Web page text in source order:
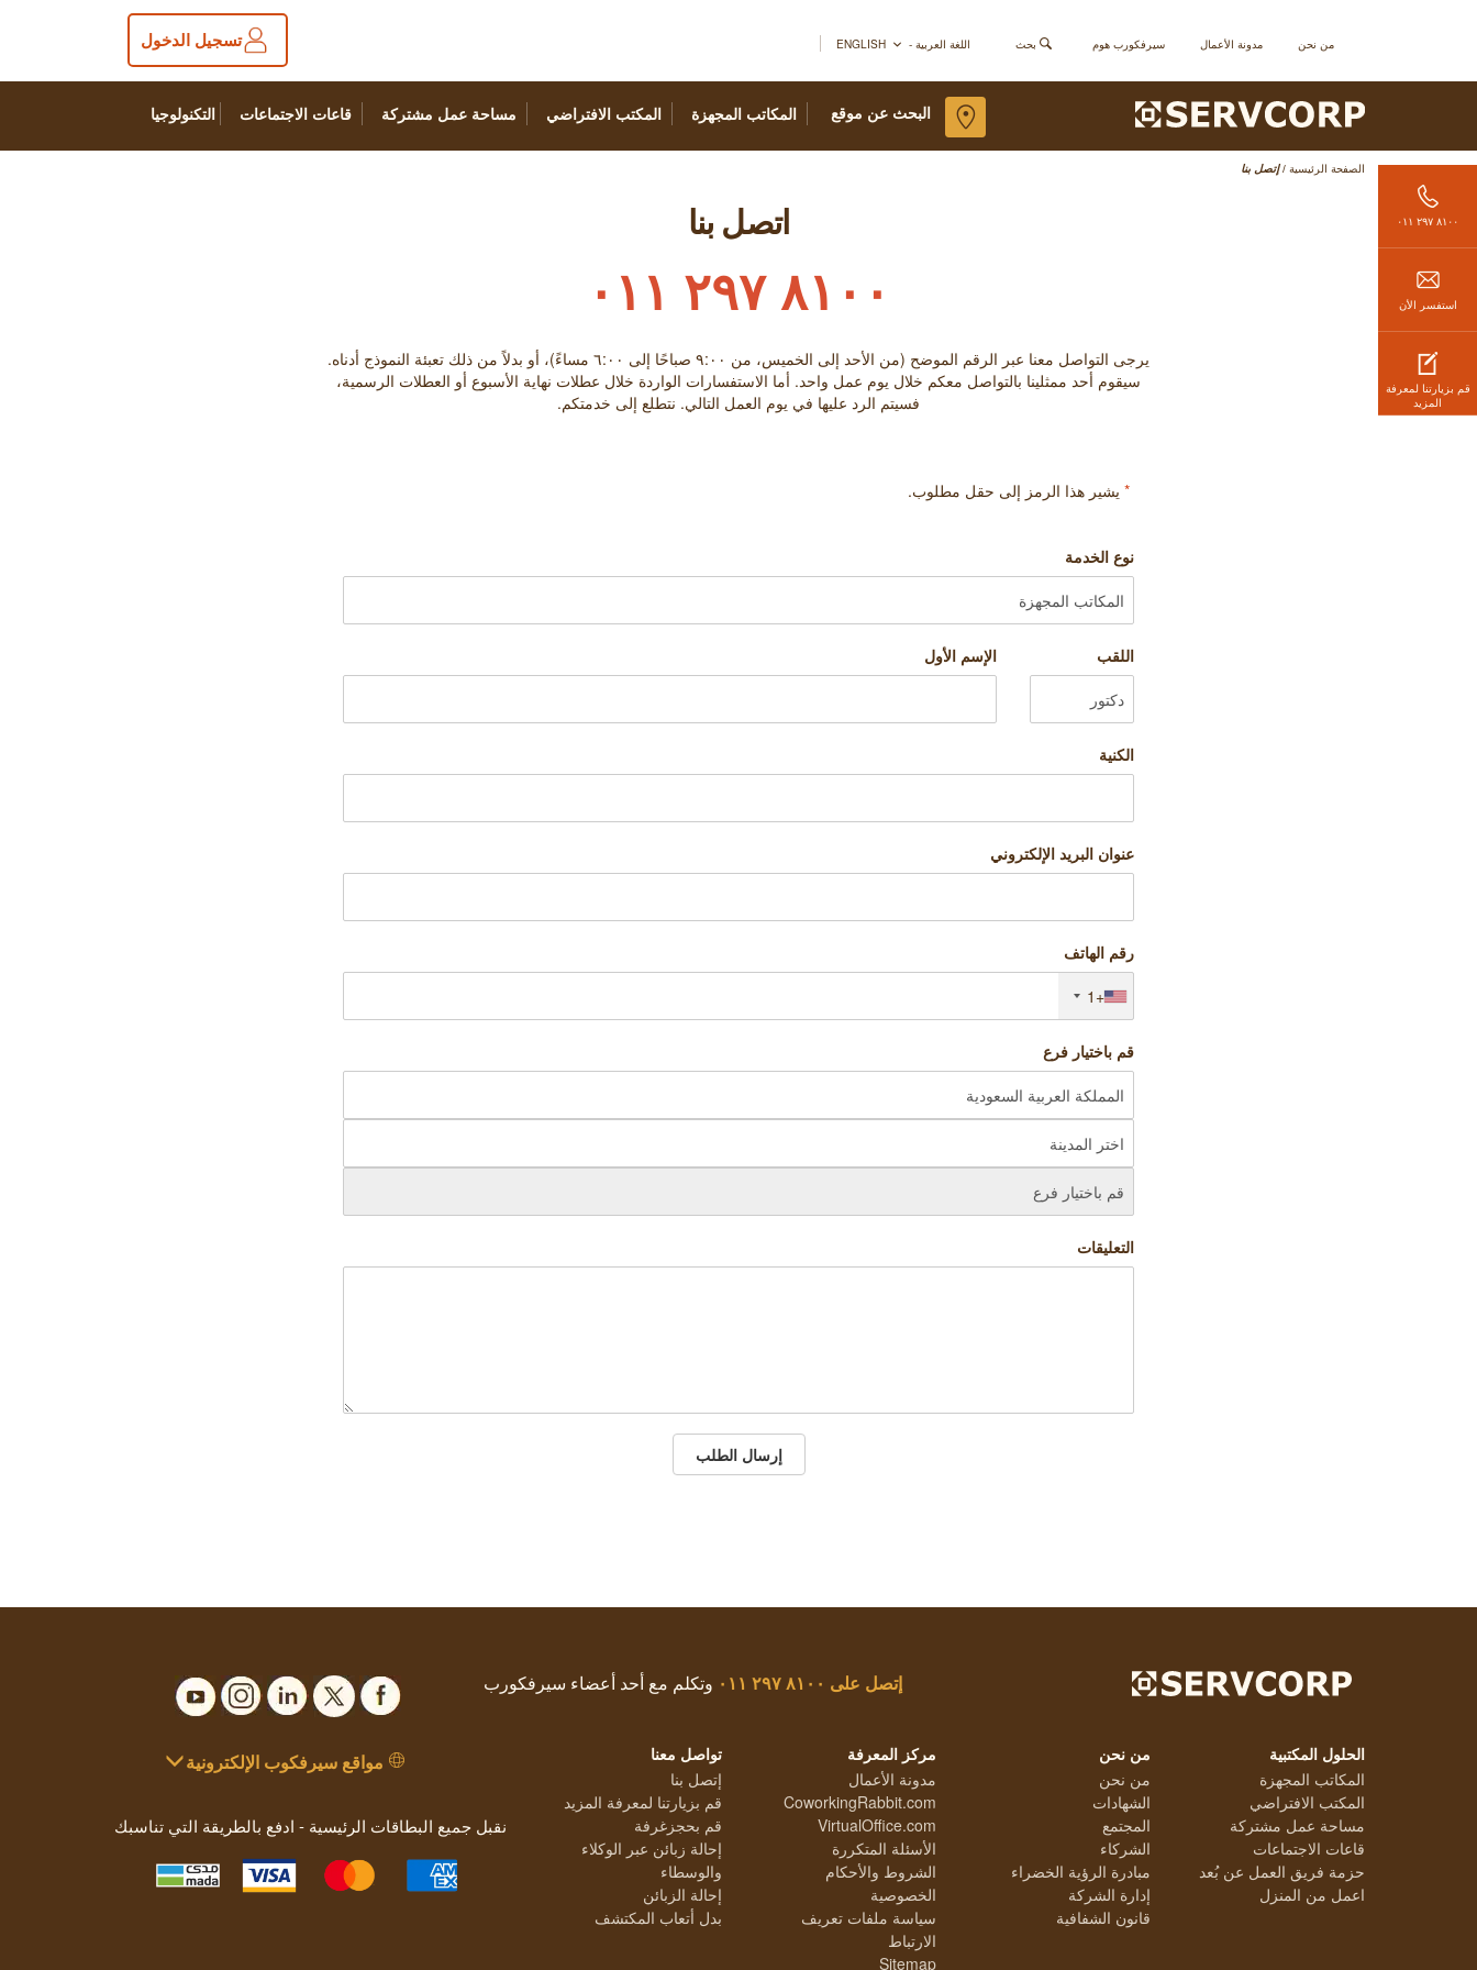
من نحن مدونة الأعمال سيرفكورب هوم بحث اللغة العربية - ENGLISH تسجيل الدخول
المكاتب المجهزة المكتب الافتراضي مساحة عمل مشتركة قاعات الاجتماعات التكنولوجيا البحث عن موقع
٨١٠٠ ٢٩٧ ٠١١
استفسر الأن
قم بزيارتنا لمعرفة
المزيد
الصفحة الرئيسية / إتصل بنا
اتصل بنا
٨١٠٠ ٢٩٧ ٠١١
يرجى التواصل معنا عبر الرقم الموضح (من الأحد إلى الخميس، من ٩:۰۰ صباحًا إلى ٦:۰۰ مساءً)، أو بدلاً من ذلك تعبئة النموذج أدناه.
سيقوم أحد ممثلينا بالتواصل معكم خلال يوم عمل واحد. أما الاستفسارات الواردة خلال عطلات نهاية الأسبوع أو العطلات الرسمية،
فسيتم الرد عليها في يوم العمل التالي. نتطلع إلى خدمتكم.
* يشير هذا الرمز إلى حقل مطلوب.
نوع الخدمة
اللقب الإسم الأول
الكنية
عنوان البريد الإلكتروني
رقم الهاتف
+1
قم باختيار فرع
التعليقات
إرسال الطلب
إتصل على ٨١٠٠ ٢٩٧ ٠١١ وتكلم مع أحد أعضاء سيرفكورب
الحلول المكتبية
المكاتب المجهزة
المكتب الافتراضي
مساحة عمل مشتركة
قاعات الاجتماعات
حزمة فريق العمل عن بُعد
اعمل من المنزل
من نحن
من نحن
الشهادات
المجتمع
الشركاء
مبادرة الرؤية الخضراء
إدارة الشركة
قانون الشفافية
مركز المعرفة
مدونة الأعمال
CoworkingRabbit.com
VirtualOffice.com
الأسئلة المتكررة
الشروط والأحكام
الخصوصية
سياسة ملفات تعريف
الارتباط
Sitemap
تواصل معنا
إتصل بنا
قم بزيارتنا لمعرفة المزيد
قم بحجزغرفة
إحالة زبائن عبر الوكلاء
والوسطاء
إحالة الزبائن
بدل أتعاب المكتشف
مواقع سيرفكوب الإلكترونية
نقبل جميع البطاقات الرئيسية - ادفع بالطريقة التي تناسبك